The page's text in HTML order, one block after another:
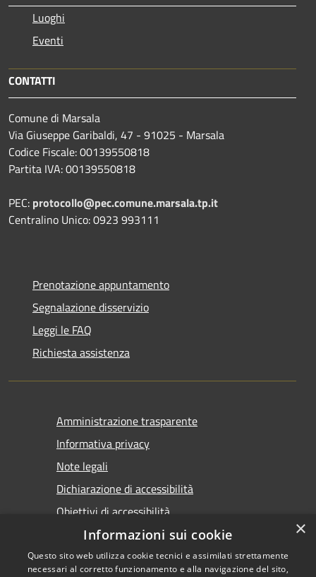
Luoghi
Eventi
CONTATTI
Comune di Marsala
Via Giuseppe Garibaldi, 47 - 91025 - Marsala
Codice Fiscale: 00139550818
Partita IVA: 00139550818
PEC: protocollo@pec.comune.marsala.tp.it
Centralino Unico: 0923 993111
Prenotazione appuntamento
Segnalazione disservizio
Leggi le FAQ
Richiesta assistenza
Amministrazione trasparente
Informativa privacy
Note legali
Dichiarazione di accessibilità
Obiettivi di accessibilità
×
Informazioni sui cookie
Questo sito web utilizza cookie tecnici e assimilati strettamente
necessari al corretto funzionamento e alla navigazione del sito,